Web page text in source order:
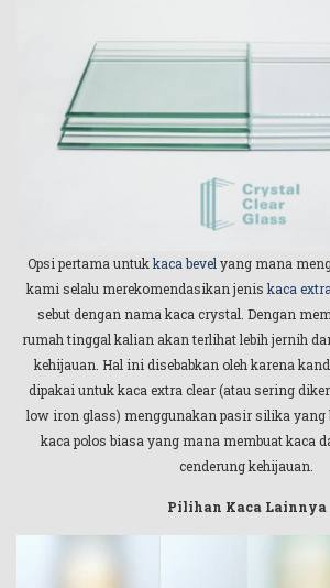
Opsi pertama untukkaca bevel yang mana
kami selalu merekomendasikan jenis kaca
sebut dengan nama kaca crystal. Dengan
rumah tinggal kalian akan terlihat lebih jernih
kehijauan. Hal ini disebabkan oleh karena
dipakai untuk kaca extra clear (atau sering
low iron glass) menggunakan pasir silika yang
kaca polos biasa yang mana membuat kaca
cenderung kehijauan.
Pilihan Kaca Lainnya